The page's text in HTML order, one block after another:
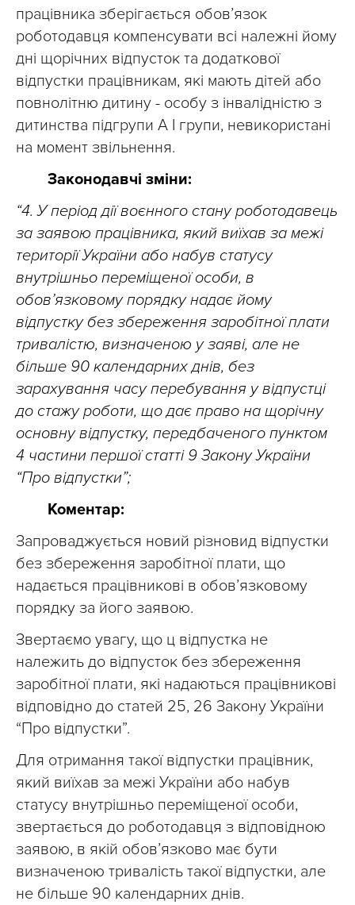
працівника зберігається обов’язок
роботодавця компенсувати всі належні йому
дні щорічних відпусток та додаткової
відпустки працівникам, які мають дітей або
повнолітню дитину - особу з інвалідністю з
дитинства підгрупи А I групи, невикористані
на момент звільнення.
Законодавчі зміни:
“4. У період дії воєнного стану роботодавець
за заявою працівника, який виїхав за межі
території України або набув статусу
внутрішньо переміщеної особи, в
обов’язковому порядку надає йому
відпустку без збереження заробітної плати
тривалістю, визначеною у заяві, але не
більше 90 календарних днів, без
зарахування часу перебування у відпустці
до стажу роботи, що дає право на щорічну
основну відпустку, передбаченого пунктом
4 частини першої статті 9 Закону України
“Про відпустки”;
Коментар:
Запроваджується новий різновид відпустки
без збереження заробітної плати, що
надається працівникові в обов’язковому
порядку за його заявою.
Звертаємо увагу, що ц відпустка не
належить до відпусток без збереження
заробітної плати, які надаються працівникові
відповідно до статей 25, 26 Закону України
“Про відпустки”.
Для отримання такої відпустки працівник,
який виїхав за межі України або набув
статусу внутрішньо переміщеної особи,
звертається до роботодавця з відповідною
заявою, в якій обов’язково має бути
визначеною тривалість такої відпустки, але
не більше 90 календарних днів.